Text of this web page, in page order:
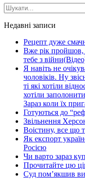
Шукати...
Недавні записи
Рецепт дуже
Вже рік пройшов,
тебе з
Я навіть не
чоловіків. Ну
ті які хотіли
хотіли
Зараз коли їх
Готуються до
Звільнення
Воістину, все що
Як експорт
Росією
Чи варто зараз
Прочитайте цю
Суд пом’якшив